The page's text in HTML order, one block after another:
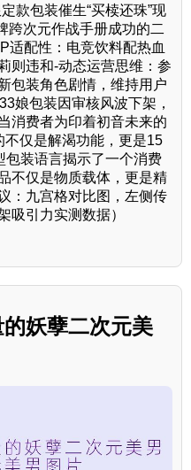
款包装催生“买椟还珠”现
跨次元作战手册成功的二
适配性：电竞饮料配热血
则违和-动态运营思维：参
包装角色剧情，维持用户
娘包装因审核风波下架，
消费者为印着初音未来的
仅是解渴功能，更是15
包装语言揭示了一个消费
不仅是物质载体，更是精
：九宫格对比图，左侧传
吸引力实测数据）
妖孽二次元美